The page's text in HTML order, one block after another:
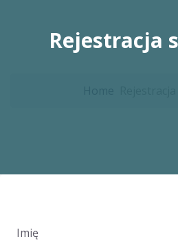
Rejestracja
Imię